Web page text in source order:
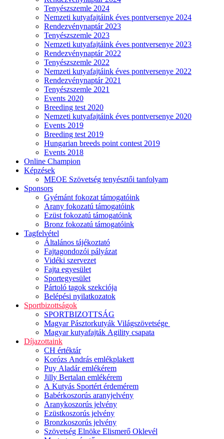
Tenyészszemle 2024
Nemzeti kutyafajtáink éves pontversenye 2024
Rendezvénynaptár 2023
Tenyészszemle 2023
Nemzeti kutyafajtáink éves pontversenye 2023
Rendezvénynaptár 2022
Tenyészszemle 2022
Nemzeti kutyafajtáink éves pontversenye 2022
Rendezvénynaptár 2021
Tenyészszemle 2021
Events 2020
Breeding test 2020
Nemzeti kutyafajtáink éves pontversenye 2020
Events 2019
Breeding test 2019
Hungarian breeds point contest 2019
Events 2018
Online Champion
Képzések
MEOE Szövetség tenyésztői tanfolyam
Sponsors
Gyémánt fokozat támogatóink
Arany fokozatú támogatóink
Ezüst fokozatú támogatóink
Bronz fokozatú támogatóink
Tagfelvétel
Általános tájékoztató
Fajtagondozói pályázat
Vidéki szervezet
Fajta egyesület
Sportegyesület
Pártoló tagok szekciója
Belépési nyilatkozatok
Sportbizottságok
SPORTBIZOTTSÁG
Magyar Pásztorkutyák Világszövetsége
Magyar kutyafajták Agility csapata
Díjazottaink
CH értéktár
Korózs András emlékplakett
Puy Aladár emlékérem
Jilly Bertalan emlékérem
A Kutyás Sportért érdemérem
Babérkoszorús aranyjelvény
Aranykoszorús jelvény
Ezüstkoszorús jelvény
Bronzkoszorús jelvény
Szövetség Elnöke Elismerő Oklevél